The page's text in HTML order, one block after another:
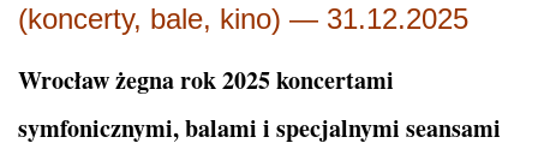
(koncerty, bale, kino) — 31.12.2025
Wrocław żegna rok 2025 koncertami
symfonicznymi, balami i specjalnymi seansami